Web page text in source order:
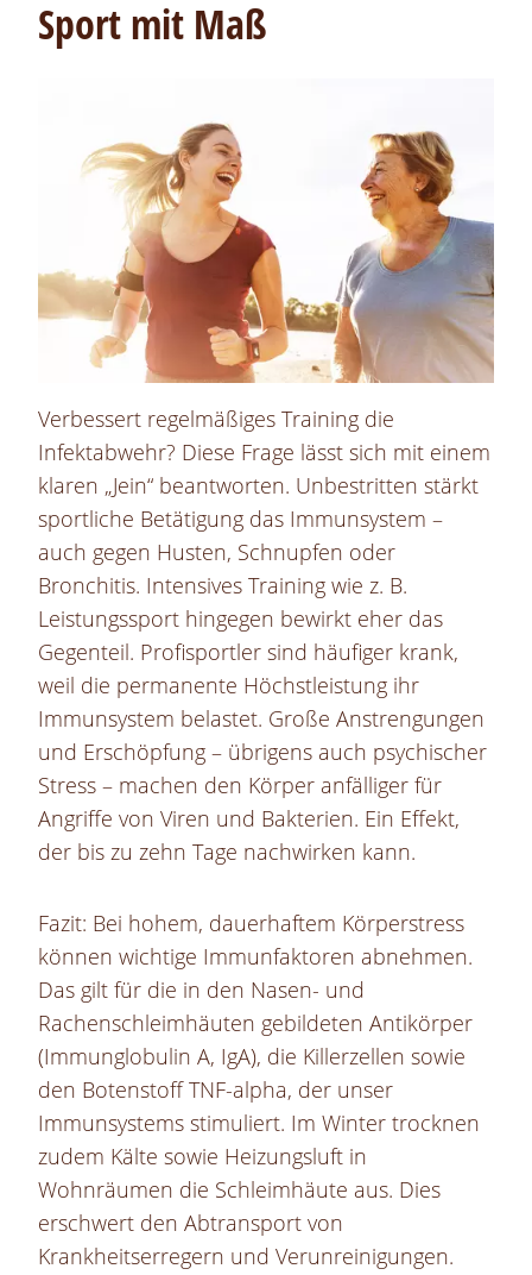
Sport mit Maß
Verbessert regelmäßiges Training die
Infektabwehr? Diese Frage lässt sich mit einem
klaren „Jein“ beantworten. Unbestritten stärkt
sportliche Betätigung das Immunsystem –
auch gegen Husten, Schnupfen oder
Bronchitis. Intensives Training wie z. B.
Leistungssport hingegen bewirkt eher das
Gegenteil. Profisportler sind häufiger krank,
weil die permanente Höchstleistung ihr
Immunsystem belastet. Große Anstrengungen
und Erschöpfung – übrigens auch psychischer
Stress – machen den Körper anfälliger für
Angriffe von Viren und Bakterien. Ein Effekt,
der bis zu zehn Tage nachwirken kann.
Fazit: Bei hohem, dauerhaftem Körperstress
können wichtige Immunfaktoren abnehmen.
Das gilt für die in den Nasen- und
Rachenschleimhäuten gebildeten Antikörper
(Immunglobulin A, IgA), die Killerzellen sowie
den Botenstoff TNF-alpha, der unser
Immunsystems stimuliert. Im Winter trocknen
zudem Kälte sowie Heizungsluft in
Wohnräumen die Schleimhäute aus. Dies
erschwert den Abtransport von
Krankheitserregern und Verunreinigungen.